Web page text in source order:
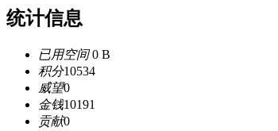
统计信息
已用空间0 B
积分10534
威望0
金钱10191
贡献0